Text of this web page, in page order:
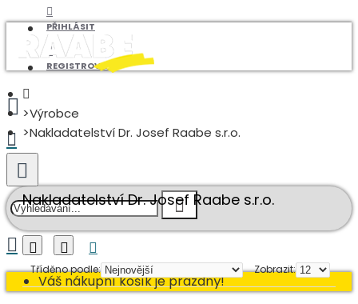
PŘIHLÁSIT
REGISTROVAT
Váš nákupní košík je prázdný!
Výrobce
Nakladatelství Dr. Josef Raabe s.r.o.
Nakladatelství Dr. Josef Raabe s.r.o.
Tříděno podle: Zobrazit: